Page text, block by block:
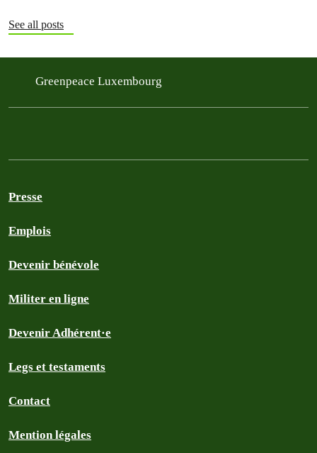
See all posts
Greenpeace Luxembourg
Presse
Emplois
Devenir bénévole
Militer en ligne
Devenir Adhérent·e
Legs et testaments
Contact
Mention légales